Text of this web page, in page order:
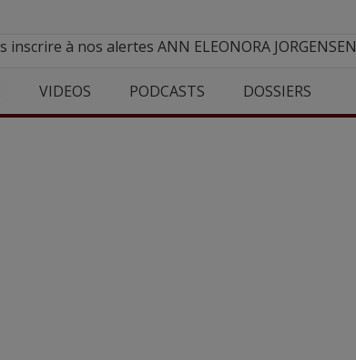
inscrire à nos alertes ANN ELEONORA JORGENSEN
VIDEOS PODCASTS DOSSIERS